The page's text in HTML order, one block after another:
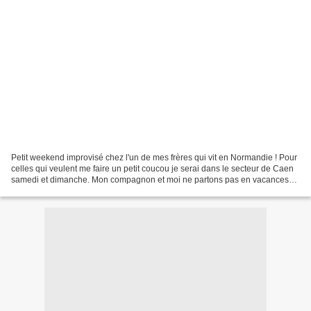
Petit weekend improvisé chez l'un de mes frères qui vit en Normandie ! Pour
celles qui veulent me faire un petit coucou je serai dans le secteur de Caen
samedi et dimanche. Mon compagnon et moi ne partons pas en vacances